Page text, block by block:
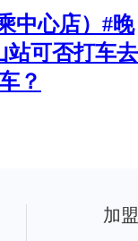
中心店）#晚
站可否打车去
？
加